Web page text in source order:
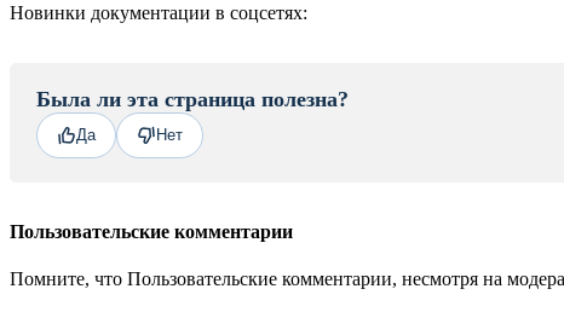
Новинки документации в соцсетях:
Была ли эта страница полезна?
Да Нет
Пользовательские комментарии
Помните, что Пользовательские комментарии, несмотря на